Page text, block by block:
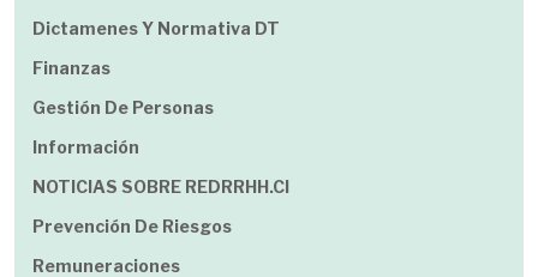
Dictamenes Y Normativa DT
Finanzas
Gestión De Personas
Información
NOTICIAS SOBRE REDRRHH.cl
Prevención De Riesgos
Remuneraciones